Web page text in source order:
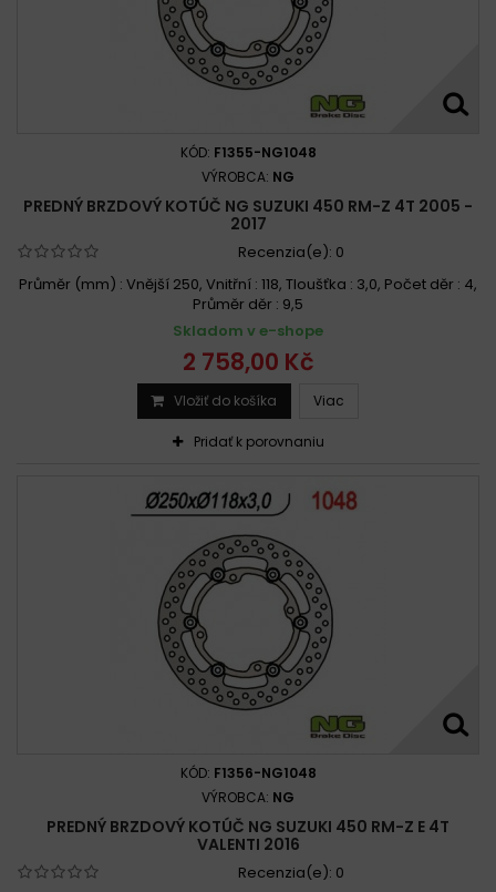
KÓD: F1355-NG1048
VÝROBCA: NG
PREDNÝ BRZDOVÝ KOTÚČ NG SUZUKI 450 RM-Z 4T 2005 -
2017
Recenzia(e): 0
Průměr (mm) : Vnější 250, Vnitřní : 118, Tloušťka : 3,0, Počet děr : 4,
Průměr děr : 9,5
Skladom v e-shope
2 758,00 Kč
Vložiť do košíka Viac
Pridať k porovnaniu
KÓD: F1356-NG1048
VÝROBCA: NG
PREDNÝ BRZDOVÝ KOTÚČ NG SUZUKI 450 RM-Z E 4T
VALENTI 2016
Recenzia(e): 0